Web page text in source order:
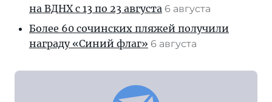
на ВДНХ с 13 по 23 августа 6 августа
Более 60 сочинских пляжей получили
награду «Синий флаг» 6 августа